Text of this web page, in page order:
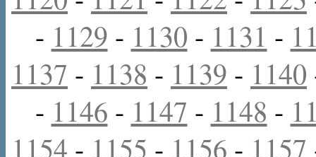
- 1129 - 1130 - 1131 -
1137 - 1138 - 1139 - 1140
- 1146 - 1147 - 1148 -
1154 - 1155 - 1156 - 1157